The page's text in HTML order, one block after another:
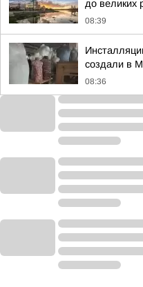
до великих
08:39
создали в
08:36